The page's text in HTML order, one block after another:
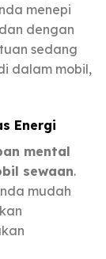
menepi
dengan
sedang
dalam mobil,
Energi
mental
sewaan.
mudah